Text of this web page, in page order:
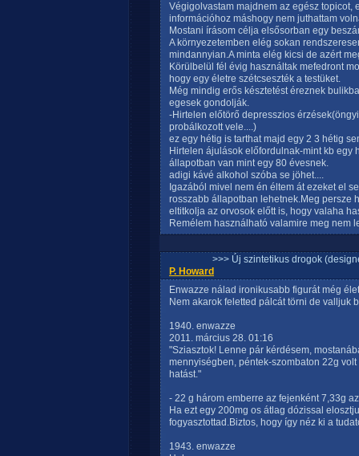
Végigolvastam majdnem az egész topicot,
információhoz máshogy nem juthattam
Mostani írásom célja elsősorban egy
A környezetemben elég sokan
mindannyian.A minta elég kicsi de azért
Körülbelül fél évig használtak mefedront
hogy egy életre szétcseszték a testüket.
Még mindig erős késztetést éreznek
egesek gondolják.
-Hirtelen előtörő depresszios
probálkozott vele....)
ez egy hétig is tarthat majd egy 2 3 hétig
Hirtelen ájulások előfordulnak-mint kb egy
állapotban van mint egy 80 évesnek.
adigi kávé alkohol szóba se jöhet....
Igazából mivel nem én éltem át ezeket el
rosszabb állapotban lehetnek.Meg persze
eltitkolja az orvosok előtt is, hogy valaha
Remélem használható valamire meg nem
>>> Új szintetikus drogok
P. Howard
Enwazze nálad ironikusabb figurát még
Nem akarok feletted pálcát törni de valljuk
1940. enwazze
2011. március 28. 01:16
"Sziasztok! Lenne pár kérdésem,
mennyiségben, péntek-szombaton 22g
hatást."
- 22 g három emberre az fejenként 7,33g
Ha ezt egy 200mg os átlag dózissal
fogyasztottad.Biztos, hogy így néz ki a
1943. enwazze